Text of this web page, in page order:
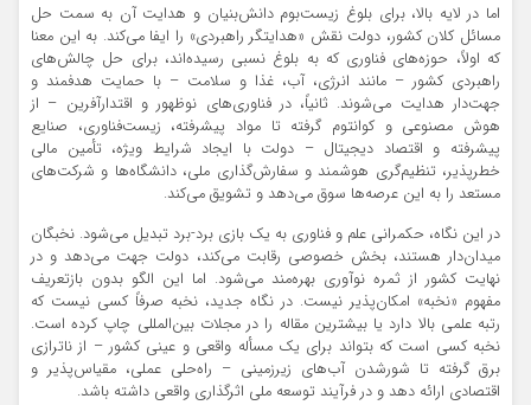
اما در لایه بالا، برای بلوغ زیست‌بوم دانش‌بنیان و هدایت آن به سمت حل
مسائل کلان کشور، دولت نقش «هدایتگر راهبردی» را ایفا می‌کند. به این معنا
که اولاً، حوزه‌های فناوری که به بلوغ نسبی رسیده‌اند، برای حل چالش‌های
راهبردی کشور – مانند انرژی، آب، غذا و سلامت – با حمایت هدفمند و
جهت‌دار هدایت می‌شوند. ثانیاً، در فناوری‌های نوظهور و اقتدارآفرین – از
هوش مصنوعی و کوانتوم گرفته تا مواد پیشرفته، زیست‌فناوری، صنایع
پیشرفته و اقتصاد دیجیتال – دولت با ایجاد شرایط ویژه، تأمین مالی
خطرپذیر، تنظیم‌گری هوشمند و سفارش‌گذاری ملی، دانشگاه‌ها و شرکت‌های
مستعد را به این عرصه‌ها سوق می‌دهد و تشویق می‌کند.
در این نگاه، حکمرانی علم و فناوری به یک بازی برد-برد تبدیل می‌شود. نخبگان
میدان‌دار هستند، بخش خصوصی رقابت می‌کند، دولت جهت می‌دهد و در
نهایت کشور از ثمره نوآوری بهره‌مند می‌شود. اما این الگو بدون بازتعریف
مفهوم «نخبه» امکان‌پذیر نیست. در نگاه جدید، نخبه صرفاً کسی نیست که
رتبه علمی بالا دارد یا بیشترین مقاله را در مجلات بین‌المللی چاپ کرده است.
نخبه کسی است که بتواند برای یک مسأله واقعی و عینی کشور – از ناترازی
برق گرفته تا شورشدن آب‌های زیرزمینی – راه‌حلی عملی، مقیاس‌پذیر و
اقتصادی ارائه دهد و در فرآیند توسعه ملی اثرگذاری واقعی داشته باشد.